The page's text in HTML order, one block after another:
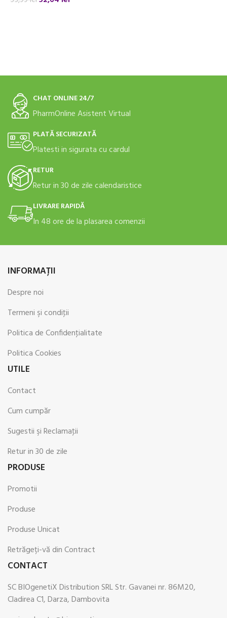
CHAT ONLINE 24/7
PharmOnline Asistent Virtual
PLATĂ SECURIZATĂ
Platesti in sigurata cu cardul
RETUR
Retur in 30 de zile calendaristice
LIVRARE RAPIDĂ
In 48 ore de la plasarea comenzii
INFORMAŢII
Despre noi
Termeni şi condiţii
Politica de Confidenţialitate
Politica Cookies
UTILE
Contact
Cum cumpăr
Sugestii şi Reclamaţii
Retur in 30 de zile
PRODUSE
Promotii
Produse
Produse Unicat
Retrăgeți-vă din Contract
CONTACT
SC BIOgenetiX Distribution SRL Str. Gavanei nr. 86M20,
Cladirea C1, Darza, Dambovita